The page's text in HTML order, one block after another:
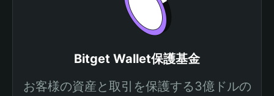
Bitget Wallet保護基金
お客様の資産と取引を保護する3億ドルの